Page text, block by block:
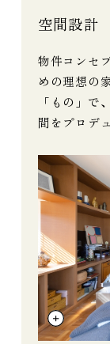
空間設計
物件コンセ
めの理想の
「もの」で
間をプロデ